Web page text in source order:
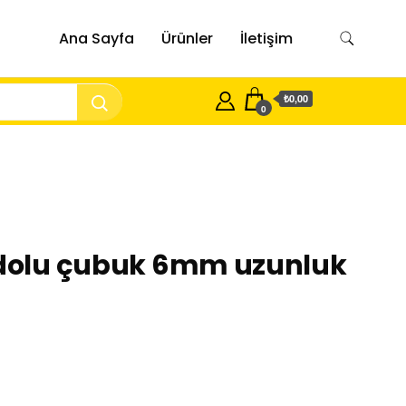
Ana Sayfa Ürünler İletişim
0
₺0,00
çubuk 6mm uzunluk